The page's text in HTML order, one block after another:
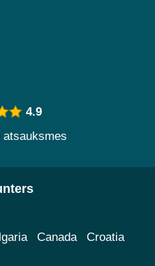
4.9
atsauksmes
Canada Croatia